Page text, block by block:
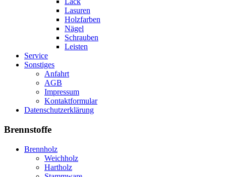
Lasuren
Holzfarben
Nägel
Schrauben
Leisten
Service
Sonstiges
Anfahrt
AGB
Impressum
Kontaktformular
Datenschutzerklärung
Brennstoffe
Brennholz
Weichholz
Hartholz